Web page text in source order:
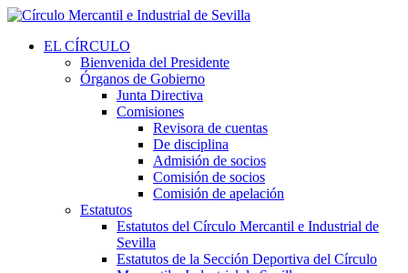
EL CÍRCULO
Bienvenida del Presidente
Órganos de Gobierno
Junta Directiva
Comisiones
Revisora de cuentas
De disciplina
Admisión de socios
Comisión de socios
Comisión de apelación
Estatutos
Estatutos del Círculo Mercantil e Industrial de
Sevilla
Estatutos de la Sección Deportiva del Círculo